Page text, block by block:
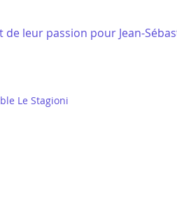
leur passion pour Jean-
Le Stagioni